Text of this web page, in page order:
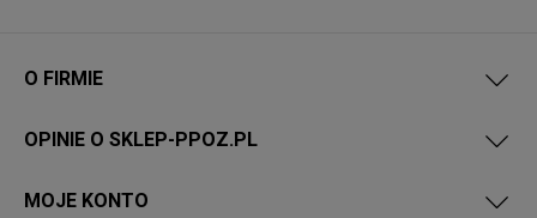
O FIRMIE
OPINIE O SKLEP-PPOZ.PL
MOJE KONTO